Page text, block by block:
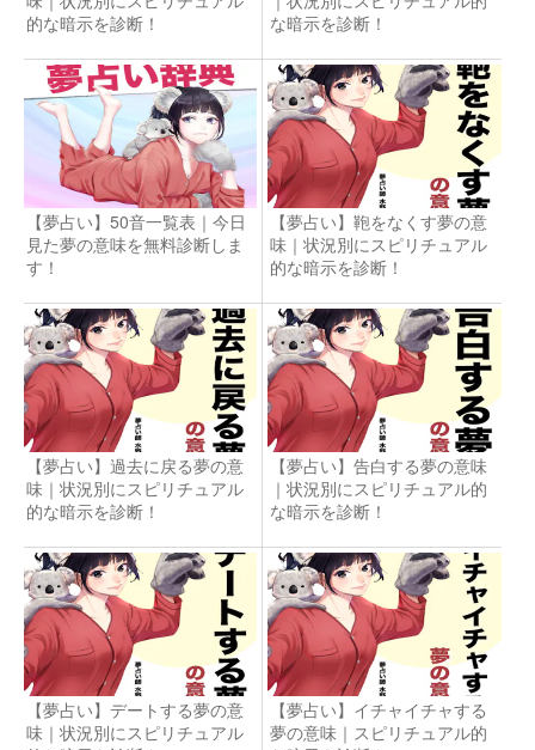
的な暗示を診断！
な暗示を診断！
【夢占い】50音一覧表｜今日
見た夢の意味を無料診断しま
す！
【夢占い】鞄をなくす夢の意
味｜状況別にスピリチュアル
的な暗示を診断！
【夢占い】過去に戻る夢の意
味｜状況別にスピリチュアル
的な暗示を診断！
【夢占い】告白する夢の意味
｜状況別にスピリチュアル的
な暗示を診断！
【夢占い】デートする夢の意
味｜状況別にスピリチュアル
【夢占い】イチャイチャする
夢の意味｜スピリチュアル的